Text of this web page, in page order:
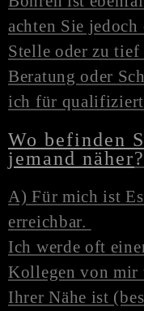
achten Sie
Stelle oder zu
Beratung oder
ich für
Wo befinden
jemand näher?
A) Für mich ist
erreichbar.
Ich werde oft
Kollegen von mir
Ihrer Nähe ist